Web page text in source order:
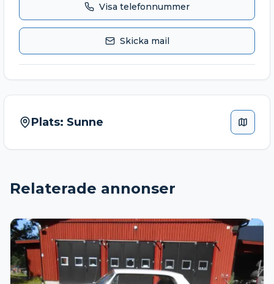
Visa telefonnummer
Skicka mail
Plats: Sunne
Relaterade annonser